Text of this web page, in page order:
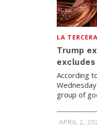
LA TERCERA
Trump
According
group of
APRIL 2,